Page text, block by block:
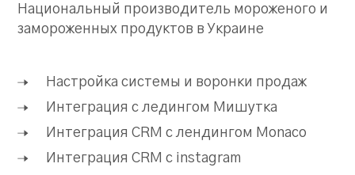
Национальный производитель мороженого и
замороженных продуктов в Украине
Настройка системы и воронки продаж
Интеграция c ледингом Мишутка
Интеграция CRM с лендингом Monaco
Интеграция CRM с instagram